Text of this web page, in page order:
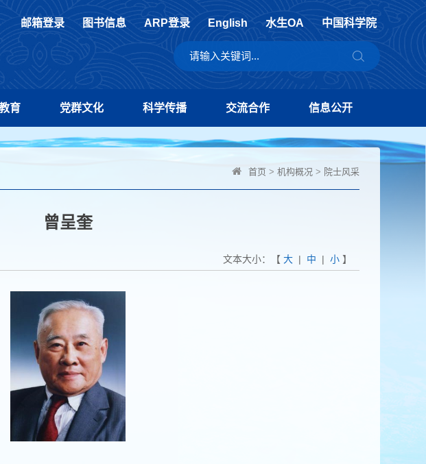
邮箱登录 图书信息 ARP登录 English 水生OA 中国科学院
育 党群文化 科学传播 交流合作 信息公开
首页 > 机构概况 > 院士风采
曾呈奎
文本大小：【 大| 中 | 小】